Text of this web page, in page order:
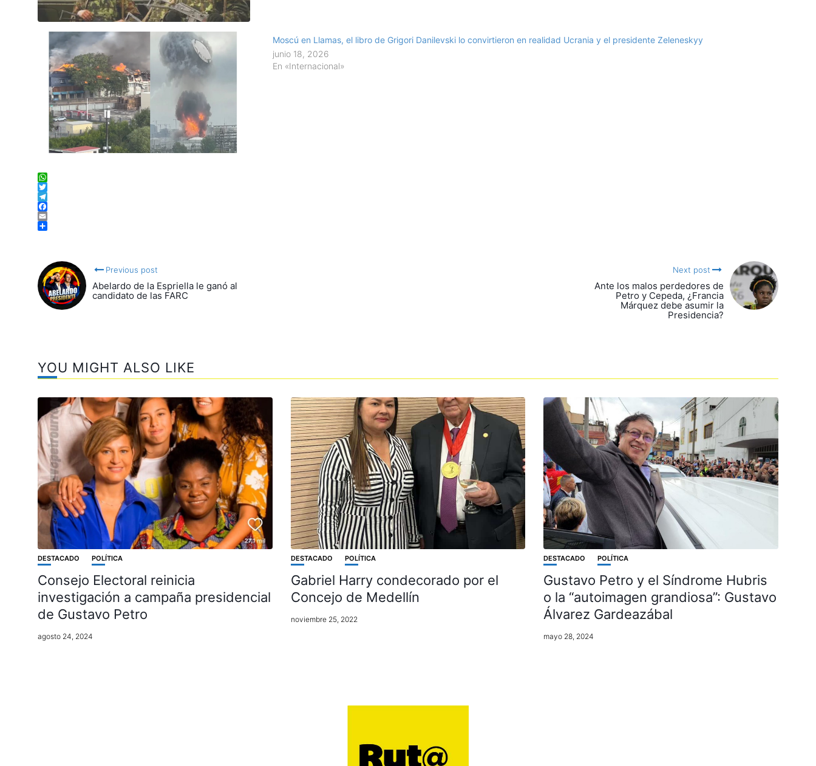
Moscú en Llamas, el libro de Grigori Danilevski lo convirtieron en realidad Ucrania y el presidente Zeleneskyy
junio 18, 2026
En «Internacional»
WhatsApp
Twitter
Telegram
Facebook
Email
Previous post
Abelardo de la Espriella le ganó al
candidato de las FARC
Next post
Ante los malos perdedores de
Petro y Cepeda, ¿Francia
Márquez debe asumir la
Presidencia?
YOU MIGHT ALSO LIKE
DESTACADO POLÍTICA
Consejo Electoral reinicia
investigación a campaña presidencial
de Gustavo Petro
agosto 24, 2024
DESTACADO POLÍTICA
Gabriel Harry condecorado por el
Concejo de Medellín
noviembre 25, 2022
DESTACADO POLÍTICA
Gustavo Petro y el Síndrome Hubris
o la “autoimagen grandiosa”: Gustavo
Álvarez Gardeazábal
mayo 28, 2024